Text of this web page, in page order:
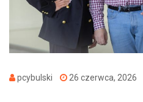
pcybulski 26 czerwca, 2026